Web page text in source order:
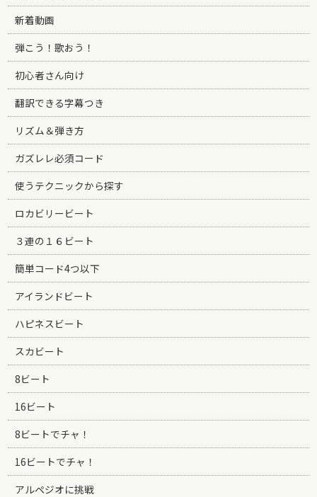
新着動画
弾こう！歌おう！
初心者さん向け
翻訳できる字幕つき
リズム＆弾き方
ガズレレ必須コード
使うテクニックから探す
ロカビリービート
３連の１６ビート
簡単コード4つ以下
アイランドビート
ハピネスビート
スカビート
8ビート
16ビート
8ビートでチャ！
16ビートでチャ！
アルペジオに挑戦